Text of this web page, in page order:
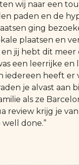
wij naar een
paden en de
ging
plaatsen en
jij hebt dit meer
een leerrijke en
iedereen heeft er
je alvast aan
als ze
review krijg je
well done.”